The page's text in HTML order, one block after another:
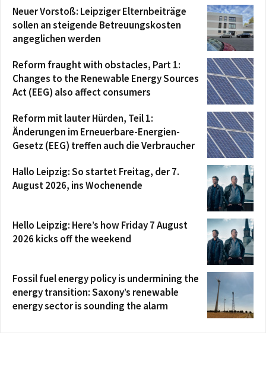
Neuer Vorstoß: Leipziger Elternbeiträge
sollen an steigende Betreuungskosten
angeglichen werden
Reform fraught with obstacles, Part 1:
Changes to the Renewable Energy Sources
Act (EEG) also affect consumers
Reform mit lauter Hürden, Teil 1:
Änderungen im Erneuerbare-Energien-
Gesetz (EEG) treffen auch die Verbraucher
Hallo Leipzig: So startet Freitag, der 7.
August 2026, ins Wochenende
Hello Leipzig: Here’s how Friday 7 August
2026 kicks off the weekend
Fossil fuel energy policy is undermining the
energy transition: Saxony’s renewable
energy sector is sounding the alarm